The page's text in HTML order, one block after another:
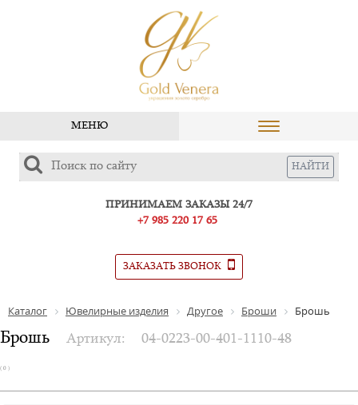
МЕНЮ
ПРИНИМАЕМ ЗАКАЗЫ 24/7
+7 985 220 17 65
ЗАКАЗАТЬ ЗВОНОК
Каталог Ювелирные изделия Другое Броши Брошь
Брошь Артикул: 04-0223-00-401-1110-48
( 0 )